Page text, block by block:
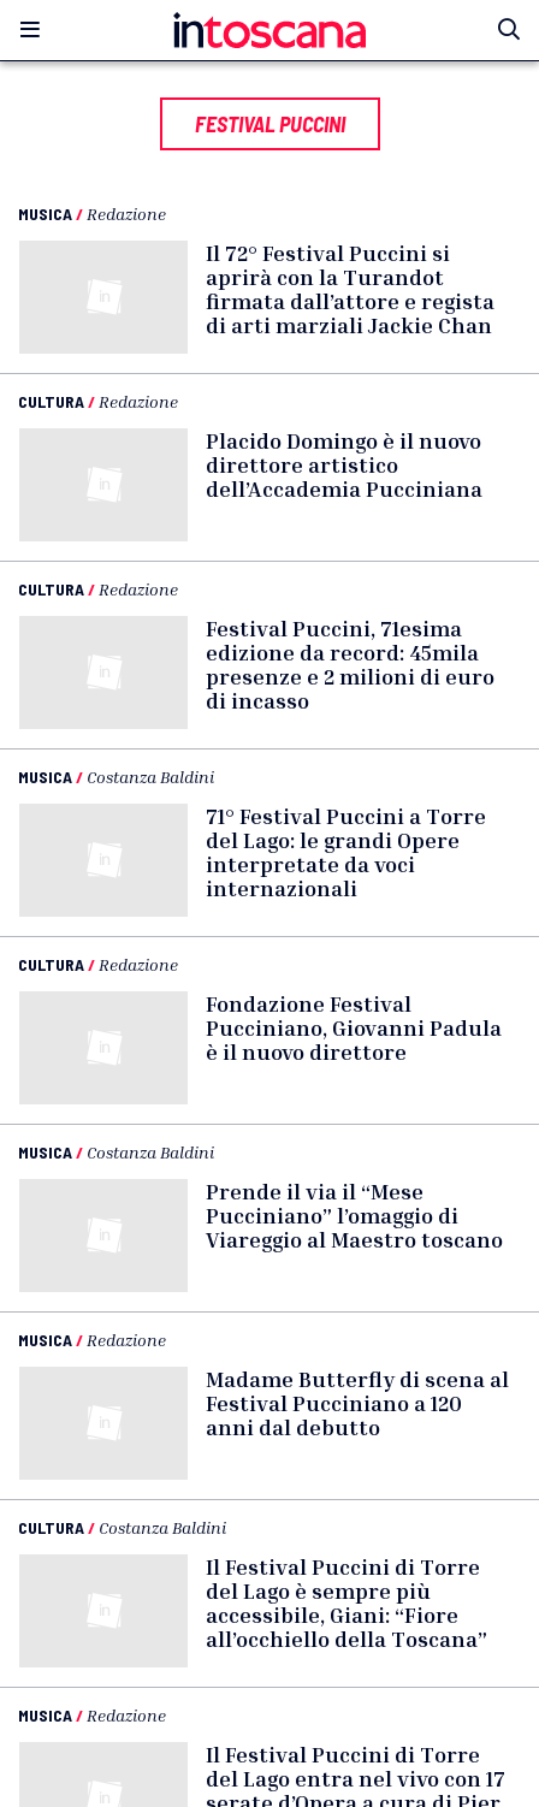
FESTIVAL PUCCINI
MUSICA/ Redazione
Il 72° Festival Puccini si
aprirà con la Turandot
firmata dall’attore e regista
di arti marziali Jackie Chan
CULTURA/ Redazione
Placido Domingo è il nuovo
direttore artistico
dell’Accademia Pucciniana
CULTURA/ Redazione
Festival Puccini, 71esima
edizione da record: 45mila
presenze e 2 milioni di euro
di incasso
MUSICA/ Costanza Baldini
71° Festival Puccini a Torre
del Lago: le grandi Opere
interpretate da voci
internazionali
CULTURA/ Redazione
Fondazione Festival
Pucciniano, Giovanni Padula
è il nuovo direttore
MUSICA/ Costanza Baldini
Prende il via il “Mese
Pucciniano” l’omaggio di
Viareggio al Maestro toscano
MUSICA/ Redazione
Madame Butterfly di scena al
Festival Pucciniano a 120
anni dal debutto
CULTURA/ Costanza Baldini
Il Festival Puccini di Torre
del Lago è sempre più
accessibile, Giani: “Fiore
all’occhiello della Toscana”
MUSICA/ Redazione
Il Festival Puccini di Torre
del Lago entra nel vivo con 17